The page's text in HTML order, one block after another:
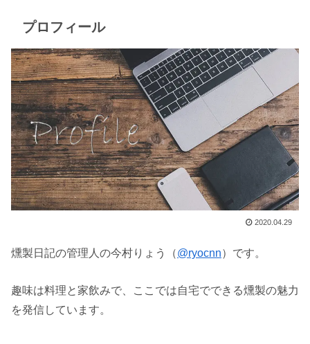
プロフィール
2020.04.29
燻製日記の管理人の今村りょう（@ryocnn）です。
趣味は料理と家飲みで、ここでは自宅でできる燻製の魅力
を発信しています。